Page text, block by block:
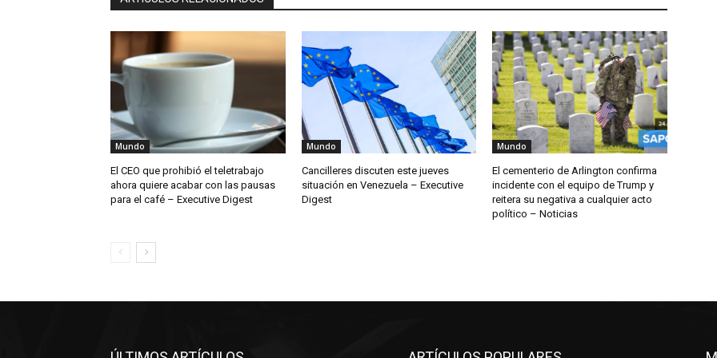
Mundo
El CEO que prohibió el teletrabajo
ahora quiere acabar con las pausas
para el café – Executive Digest
Mundo
Cancilleres discuten este jueves
situación en Venezuela – Executive
Digest
Mundo
El cementerio de Arlington confirma
incidente con el equipo de Trump y
reitera su negativa a cualquier acto
político – Noticias